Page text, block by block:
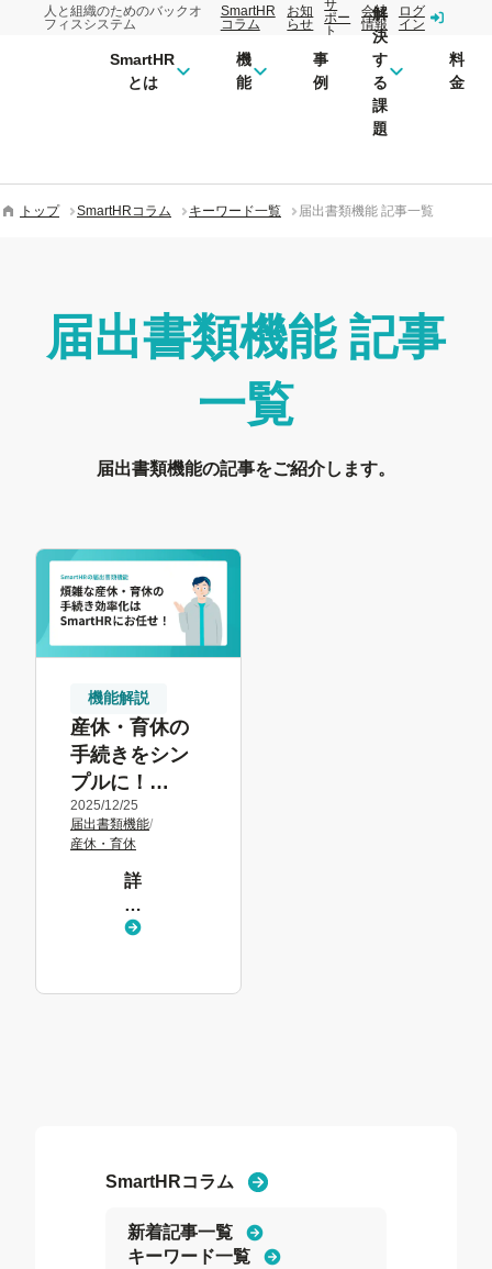
人と組織のためのバックオ
フィスシステム
SmartHR
コラム
お知
らせ
サ
ポー
ト
会社
情報
ログ
イン
SmartHR
とは
機
能
事
例
解
決
す
る
課
題
料
金
トップ SmartHRコラム キーワード一覧 届出書類機能 記事一覧
届出書類機能 記事
一覧
届出書類機能の記事をご紹介します。
機能解説
産休・育休の
手続きをシン
プルに！
SmartHR届出
書類機能で効
2025/12/25
届出書類機能/
産休・育休
詳
し
く
SmartHRコラム
新着記事一覧
キーワード一覧